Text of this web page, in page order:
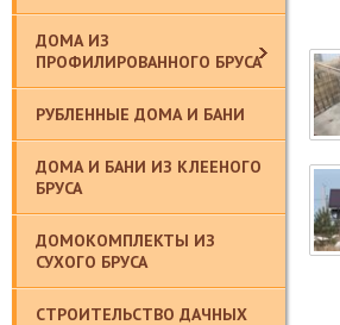
ДОМА ИЗ
ПРОФИЛИРОВАННОГО БРУСА
РУБЛЕННЫЕ ДОМА И БАНИ
ДОМА И БАНИ ИЗ КЛЕЕНОГО
БРУСА
ДОМОКОМПЛЕКТЫ ИЗ
СУХОГО БРУСА
СТРОИТЕЛЬСТВО ДАЧНЫХ